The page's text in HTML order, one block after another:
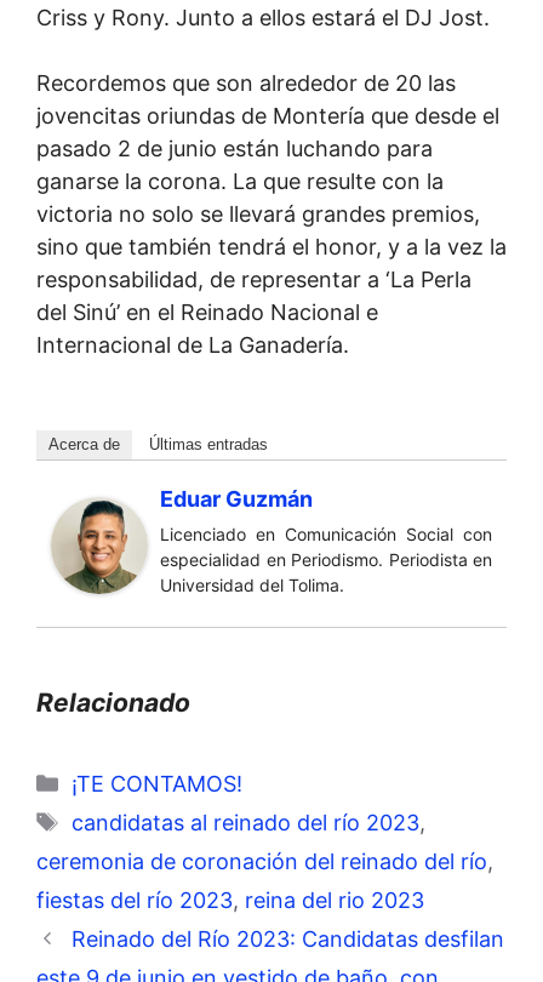
Criss y Rony. Junto a ellos estará el DJ Jost.
Recordemos que son alrededor de 20 las
jovencitas oriundas de Montería que desde el
pasado 2 de junio están luchando para
ganarse la corona. La que resulte con la
victoria no solo se llevará grandes premios,
sino que también tendrá el honor, y a la vez la
responsabilidad, de representar a ‘La Perla
del Sinú’ en el Reinado Nacional e
Internacional de La Ganadería.
Acerca de Últimas entradas
Eduar Guzmán
Licenciado en Comunicación Social con
especialidad en Periodismo. Periodista en
Universidad del Tolima.
Relacionado
Categorías
¡TE CONTAMOS!
Etiquetas
candidatas al reinado del río 2023,
ceremonia de coronación del reinado del río,
fiestas del río 2023, reina del rio 2023
Reinado del Río 2023: Candidatas desfilan